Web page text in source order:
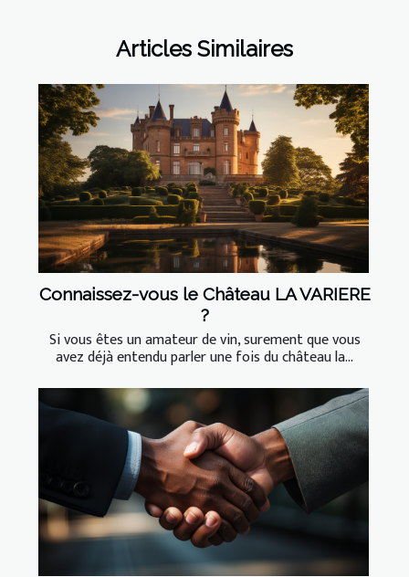
Articles Similaires
Connaissez-vous le Château LA VARIERE
?
Si vous êtes un amateur de vin, surement que vous
avez déjà entendu parler une fois du château la...